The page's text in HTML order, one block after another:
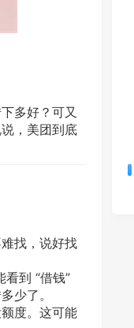
多好？可又
，美团到底
找，说好找
到 “借钱”
少了。
度。这可能